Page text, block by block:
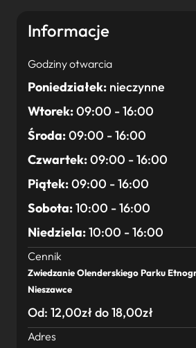
Informacje
Godziny otwarcia
Poniedziałek: nieczynne
Wtorek:09:00 - 16:00
Środa:09:00 - 16:00
Czwartek:09:00 - 16:00
Piątek:09:00 - 16:00
Sobota:10:00 - 16:00
Niedziela:10:00 - 16:00
Cennik
Zwiedzanie Olenderskiego Parku
Nieszawce
Od: 12,00zł do 18,00zł
Adres